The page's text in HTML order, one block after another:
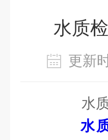
水质
更新
水质
水